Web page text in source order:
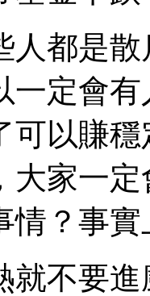
人都是
一定會
可以賺
大家一
情？事
就不要